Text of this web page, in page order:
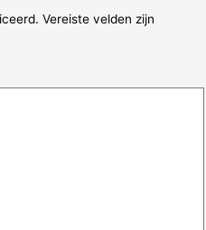
Vereiste velden zijn